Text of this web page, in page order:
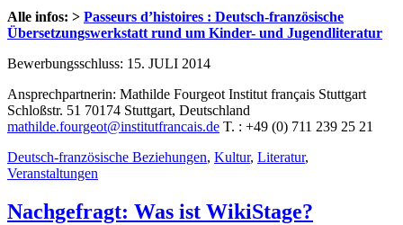
Alle infos: > Passeurs d’histoires : Deutsch-französische
Übersetzungswerkstatt rund um Kinder- und Jugendliteratur
Bewerbungsschluss: 15. JULI 2014
Ansprechpartnerin: Mathilde Fourgeot Institut français Stuttgart
Schloßstr. 51 70174 Stuttgart, Deutschland
mathilde.fourgeot@institutfrancais.de T. : +49 (0) 711 239 25 21
Deutsch-französische Beziehungen, Kultur, Literatur,
Veranstaltungen
Nachgefragt: Was ist WikiStage?